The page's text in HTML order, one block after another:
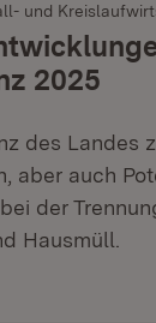
und
2025
des Landes
aber auch
der
Hausmüll.